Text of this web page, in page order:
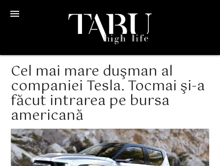
menu
Cel mai mare duşman al
companiei Tesla. Tocmai şi-a
făcut intrarea pe bursa
americană